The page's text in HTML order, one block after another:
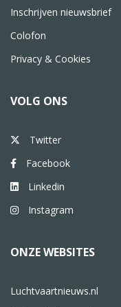
Inschrijven nieuwsbrief
Colofon
Privacy & Cookies
VOLG ONS
Twitter
Facebook
Linkedin
Instagram
ONZE WEBSITES
Luchtvaartnieuws.nl